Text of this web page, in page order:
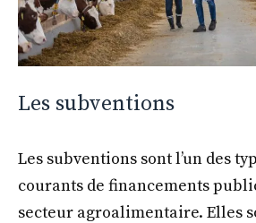
Les subventions
Les subventions sont l’un des
courants de financements
secteur agroalimentaire. Elles